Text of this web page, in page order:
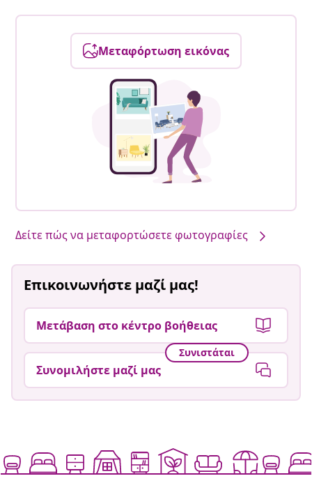
Μεταφόρτωση εικόνας
Δείτε πώς να μεταφορτώσετε φωτογραφίες
Επικοινωνήστε μαζί μας!
Μετάβαση στο κέντρο βοήθειας
Συνιστάται
Συνομιλήστε μαζί μας